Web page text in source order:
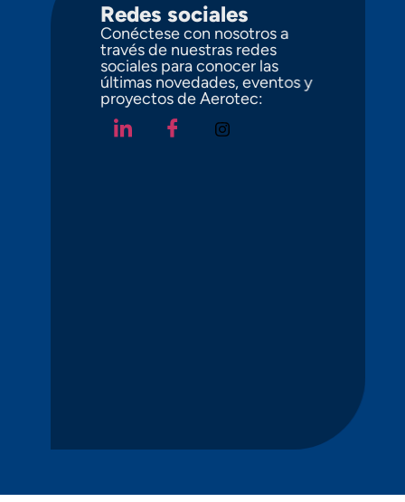
Redes sociales
Conéctese con nosotros a
través de nuestras redes
sociales para conocer las
últimas novedades, eventos y
proyectos de Aerotec: